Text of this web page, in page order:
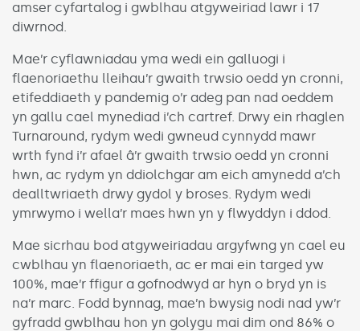
amser cyfartalog i gwblhau atgyweiriad lawr i 17
diwrnod.
Mae’r cyflawniadau yma wedi ein galluogi i
flaenoriaethu lleihau’r gwaith trwsio oedd yn cronni,
etifeddiaeth y pandemig o’r adeg pan nad oeddem
yn gallu cael mynediad i’ch cartref. Drwy ein rhaglen
Turnaround, rydym wedi gwneud cynnydd mawr
wrth fynd i’r afael â’r gwaith trwsio oedd yn cronni
hwn, ac rydym yn ddiolchgar am eich amynedd a’ch
dealltwriaeth drwy gydol y broses. Rydym wedi
ymrwymo i wella’r maes hwn yn y flwyddyn i ddod.
Mae sicrhau bod atgyweiriadau argyfwng yn cael eu
cwblhau yn flaenoriaeth, ac er mai ein targed yw
100%, mae’r ffigur a gofnodwyd ar hyn o bryd yn is
na’r marc. Fodd bynnag, mae’n bwysig nodi nad yw’r
gyfradd gwblhau hon yn golygu mai dim ond 86% o